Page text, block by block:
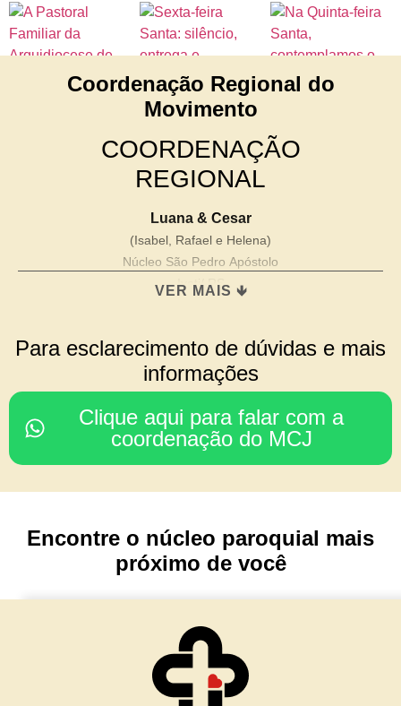
Coordenação Regional do
Movimento
COORDENAÇÃO
REGIONAL
Luana & Cesar
(Isabel, Rafael e Helena)
Núcleo São Pedro Apóstolo
Ivoti/ RS
COORDENAÇÃO DO
CONSELHO REGIONAL
Rodrigo & Simone
(Julia, João Paulo e Mariana)
Nossa Senhora da Glória
TESOURARIA
Núcleo Imaculada Conceição
Morro Reuter/RS
VER MAIS 🡻
Para esclarecimento de dúvidas e mais
informações
Clique aqui para falar com a
coordenação do MCJ
Encontre o núcleo paroquial mais
próximo de você